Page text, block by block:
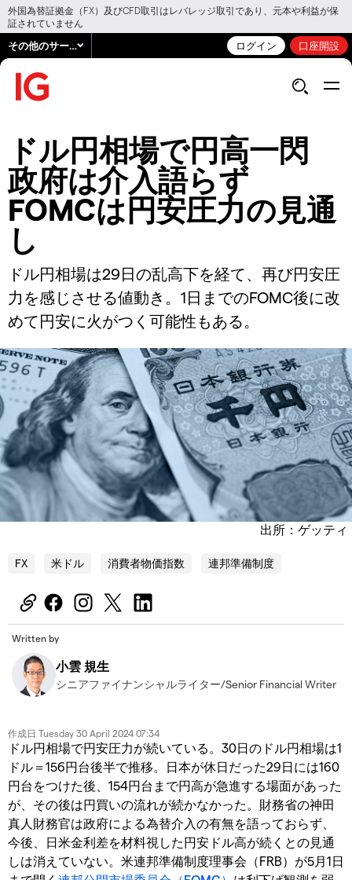
外国為替証拠金（FX）及びCFD取引はレバレッジ取引であり、元本や利益が保
証されていません
その他のサービス ログイン 口座開設
ドル円相場で円高一閃
政府は介入語らず
FOMCは円安圧力の見通
し
ドル円相場は29日の乱高下を経て、再び円安圧
力を感じさせる値動き。1日までのFOMC後に改
めて円安に火がつく可能性もある。
出所：ゲッティ
FX 米ドル 消費者物価指数 連邦準備制度
Written by
小雲 規生
シニアファイナンシャルライター/Senior Financial Writer
作成日 Tuesday 30 April 2024 07:34
ドル円相場で円安圧力が続いている。30日のドル円相場は1
ドル＝156円台後半で推移。日本が休日だった29日には160
円台をつけた後、154円台まで円高が急進する場面があった
が、その後は円買いの流れが続かなかった。財務省の神田
真人財務官は政府による為替介入の有無を語っておらず、
今後、日米金利差を材料視した円安ドル高が続くとの見通
しは消えていない。米連邦準備制度理事会（FRB）が5月1日